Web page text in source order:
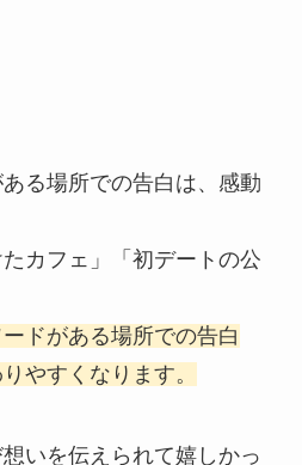
る場所での告白は、感動
たカフェ」「初デートの公
ドがある場所での告白
やすくなります。
想いを伝えられて嬉しかっ